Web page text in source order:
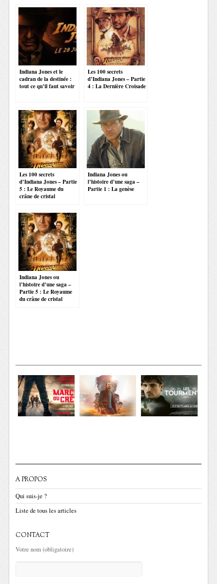
Indiana Jones et le
cadran de la destinée :
tout ce qu’il faut savoir
Les 100 secrets
d’Indiana Jones – Partie
4 : La Dernière Croisade
Les 100 secrets
d’Indiana Jones – Partie
5 : Le Royaume du
crâne de cristal
Indiana Jones ou
l’histoire d’une saga –
Partie 1 : La genèse
Indiana Jones ou
l’histoire d’une saga –
Partie 5 : Le Royaume
du crâne de cristal
A PROPOS
Qui suis-je ?
Liste de tous les articles
CONTACT
Votre nom (obligatoire)